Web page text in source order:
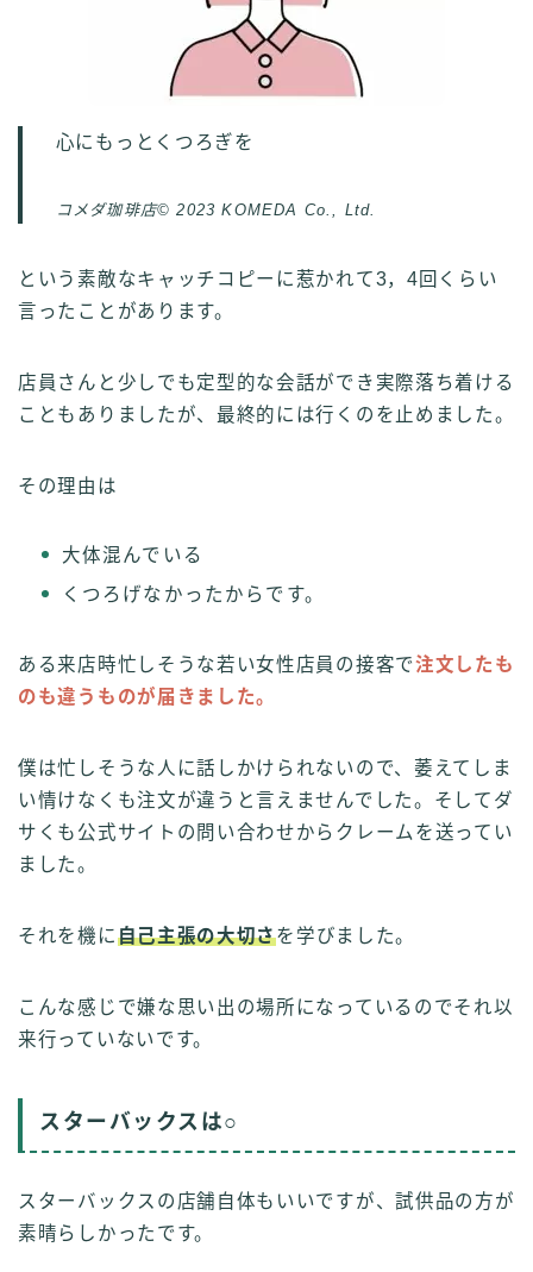
心にもっとくつろぎを
コメダ珈琲店© 2023 KOMEDA Co., Ltd.
という素敵なキャッチコピーに惹かれて3，4回くらい
言ったことがあります。
店員さんと少しでも定型的な会話ができ実際落ち着ける
こともありましたが、最終的には行くのを止めました。
その理由は
大体混んでいる
くつろげなかったからです。
ある来店時忙しそうな若い女性店員の接客で注文したも
のも違うものが届きました。
僕は忙しそうな人に話しかけられないので、萎えてしま
い情けなくも注文が違うと言えませんでした。そしてダ
サくも公式サイトの問い合わせからクレームを送ってい
ました。
それを機に自己主張の大切さを学びました。
こんな感じで嫌な思い出の場所になっているのでそれ以
来行っていないです。
スターバックスは○
スターバックスの店舗自体もいいですが、試供品の方が
素晴らしかったです。